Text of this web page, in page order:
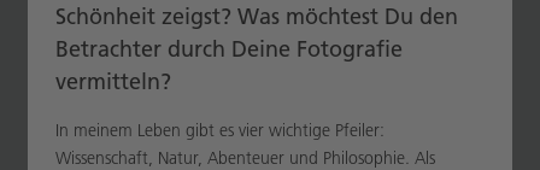
Schönheit zeigst? Was möchtest Du den
Betrachter durch Deine Fotografie
vermitteln?
In meinem Leben gibt es vier wichtige Pfeiler:
Wissenschaft, Natur, Abenteuer und Philosophie. Als